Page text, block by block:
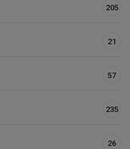
205
21
57
235
26